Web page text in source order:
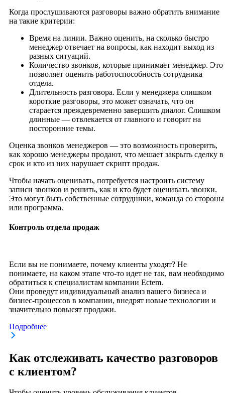
Когда прослушиваются разговоры важно обратить внимание
на такие критерии:
Время на линии. Важно оценить, на сколько быстро
менеджер отвечает на вопросы, как находит выход из
разных ситуаций.
Количество звонков, которые принимает менеджер. Это
позволяет оценить работоспособность сотрудника
отдела.
Длительность разговора. Если у менеджера слишком
короткие разговоры, это может означать, что он
старается преждевременно завершить диалог. Слишком
длинные — отвлекается от главного и говорит на
посторонние темы.
Оценка звонков менеджеров — это возможность проверить,
как хорошо менеджеры продают, что мешает закрыть сделку в
срок и кто из них нарушает скрипт продаж.
Чтобы начать оценивать, потребуется настроить систему
записи звонков и решить, как и кто будет оценивать звонки.
Это могут быть собственные сотрудники, команда со стороны
или программа.
Контроль отдела продаж
Если вы не понимаете, почему клиенты уходят? Не
понимаете, на каком этапе что-то идет не так, вам необходимо
обратиться к специалистам компании Ectem.
Они проведут индивидуальный анализ вашего бизнеса и
бизнес-процессов в компании, внедрят новые технологии и
значительно повысят продажи.
Подробнее
Как отслеживать качество разговоров
с клиентом?